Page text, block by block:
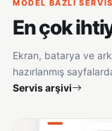
MODEL BAZLI SERVIS
En çok
Ekran, batarya ve
hazırlanmış
Servis arşivi